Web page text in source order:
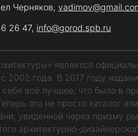
Черняков,
26 47, info@gorod.spb.ru
является
2002 года. В 2017 году
всё лучшее, что было в
это не просто каталог
увиденной через призму
архитектурно-